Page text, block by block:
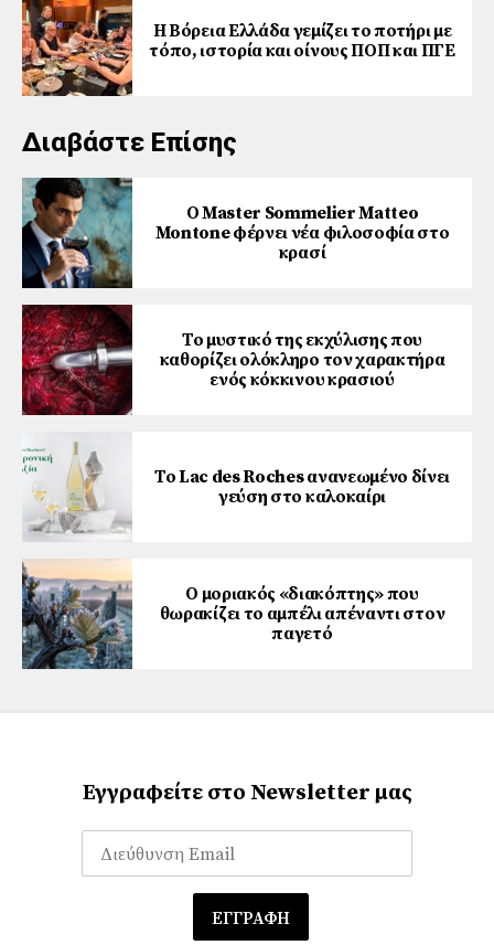
Η Βόρεια Ελλάδα γεμίζει το ποτήρι με
τόπο, ιστορία και οίνους ΠΟΠ και ΠΓΕ
Διαβάστε Επίσης
Ο Master Sommelier Matteo
Montone φέρνει νέα φιλοσοφία στο
κρασί
Το μυστικό της εκχύλισης που
καθορίζει ολόκληρο τον χαρακτήρα
ενός κόκκινου κρασιού
Το Lac des Roches ανανεωμένο δίνει
γεύση στο καλοκαίρι
Ο μοριακός «διακόπτης» που
θωρακίζει το αμπέλι απέναντι στον
παγετό
Εγγραφείτε στο Newsletter μας